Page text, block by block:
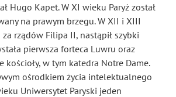
Hugo Kapet. W XI wieku Paryż został
na prawym brzegu. W XII i XIII
za rządów Filipa II, nastąpił szybki
pierwsza forteca Luwru oraz
kościoły, w tym katedra Notre Dame.
ośrodkiem życia intelektualnego
Uniwersytet Paryski jeden